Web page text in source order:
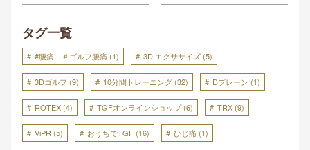
タグ一覧
#腰痛 ＃ゴルフ腰痛 (1) 3D エクササイズ (5)
3Dゴルフ (9) 10分間トレーニング (32) Dプレーン (1)
ROTEX (4) TGFオンラインショップ(6) TRX (9)
ViPR (5) おうちでTGF (16) ひじ痛 (1)